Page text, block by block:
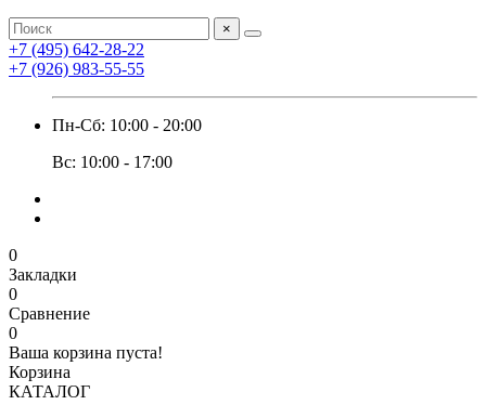
×
+7 (495) 642-28-22
+7 (926) 983-55-55
Пн-Сб: 10:00 - 20:00
Вс: 10:00 - 17:00
0
Закладки
0
Сравнение
0
Ваша корзина пуста!
Корзина
КАТАЛОГ